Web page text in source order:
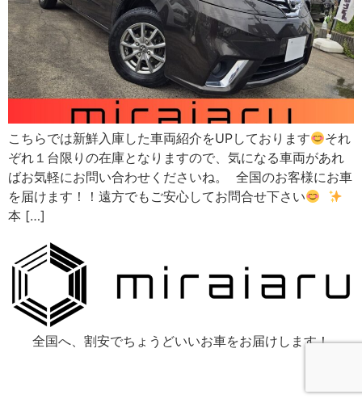
こちらでは新鮮入庫した車両紹介をUPしております
それ
ぞれ１台限りの在庫となりますので、気になる車両があれ
ばお気軽にお問い合わせくださいね。 全国のお客様にお車
を届けます！！遠方でもご安心してお問合せ下さい
本 […]
全国へ、割安でちょうどいいお車をお届けします！